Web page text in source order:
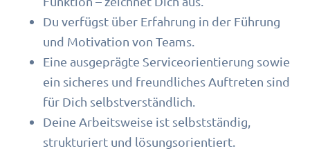
Du verfügst über Erfahrung in der Führung
und Motivation von Teams.
Eine ausgeprägte Serviceorientierung sowie
ein sicheres und freundliches Auftreten sind
für Dich selbstverständlich.
Deine Arbeitsweise ist selbstständig,
strukturiert und lösungsorientiert.